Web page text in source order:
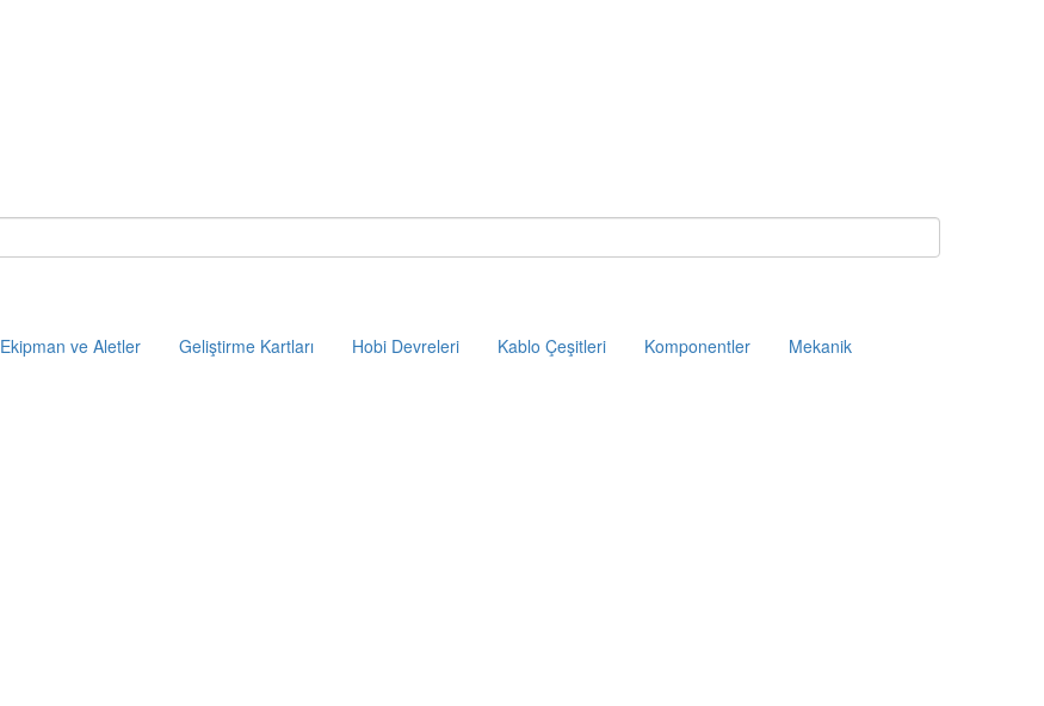
Ekipman ve Aletler Geliştirme Kartları Hobi Devreleri Kablo Çeşitleri Komponentler
Mekanik